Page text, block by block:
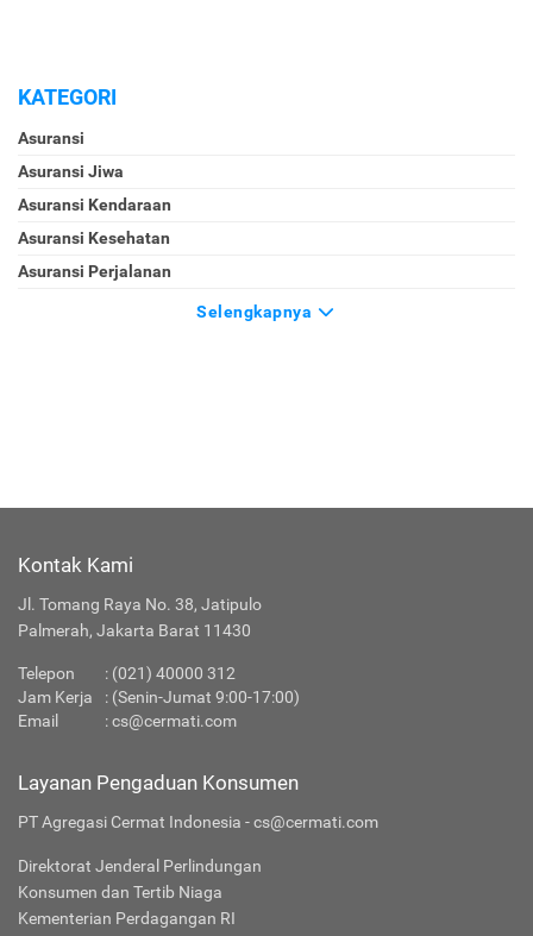
KATEGORI
Asuransi
Asuransi Jiwa
Asuransi Kendaraan
Asuransi Kesehatan
Asuransi Perjalanan
Selengkapnya
Kontak Kami
Jl. Tomang Raya No. 38, Jatipulo
Palmerah, Jakarta Barat 11430
Telepon : (021) 40000 312
Jam Kerja
: (Senin-Jumat 9:00-17:00)
Email
:cs@cermati.com
Layanan Pengaduan Konsumen
PT Agregasi Cermat Indonesia - cs@cermati.com
Direktorat Jenderal Perlindungan
Konsumen dan Tertib Niaga
Kementerian Perdagangan RI